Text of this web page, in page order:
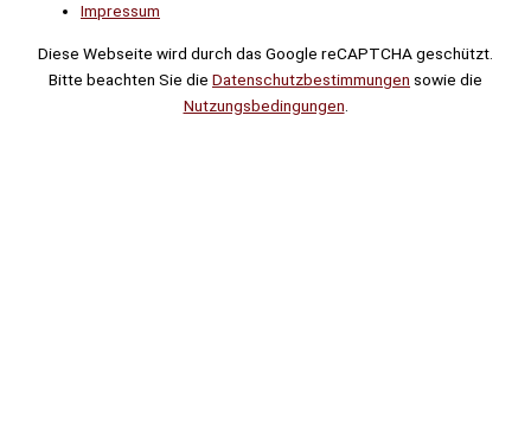
Impressum
Diese Webseite wird durch das Google reCAPTCHA geschützt.
Bitte beachten Sie die Datenschutzbestimmungen sowie die
Nutzungsbedingungen